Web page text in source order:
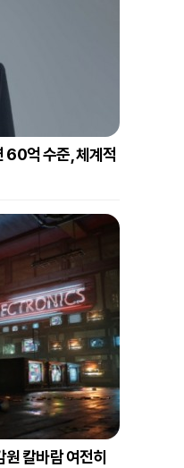
억 수준, 체계적
칼바람 여전히